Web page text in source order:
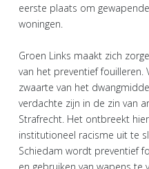
eerste plaats om
woningen.
Groen Links maakt zich
van het preventief
zwaarte van het
verdachte zijn in de zin van
Strafrecht. Het ontbreekt
institutioneel racisme uit te
Schiedam wordt preventief
en gebruiken van wapens te